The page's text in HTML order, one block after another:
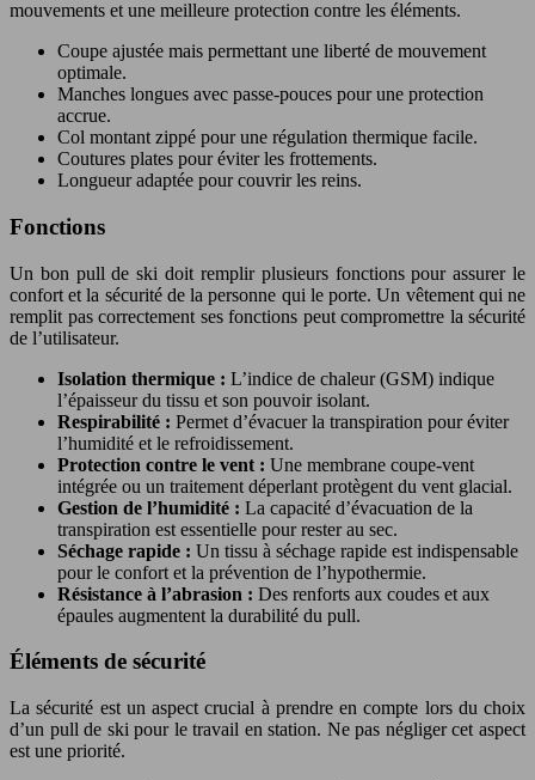
mouvements et une meilleure protection contre les éléments.
Coupe ajustée mais permettant une liberté de mouvement
optimale.
Manches longues avec passe-pouces pour une protection
accrue.
Col montant zippé pour une régulation thermique facile.
Coutures plates pour éviter les frottements.
Longueur adaptée pour couvrir les reins.
Fonctions
Un bon pull de ski doit remplir plusieurs fonctions pour assurer le
confort et la sécurité de la personne qui le porte. Un vêtement qui ne
remplit pas correctement ses fonctions peut compromettre la sécurité
de l’utilisateur.
Isolation thermique : L’indice de chaleur (GSM) indique
l’épaisseur du tissu et son pouvoir isolant.
Respirabilité : Permet d’évacuer la transpiration pour éviter
l’humidité et le refroidissement.
Protection contre le vent : Une membrane coupe-vent
intégrée ou un traitement déperlant protègent du vent glacial.
Gestion de l’humidité : La capacité d’évacuation de la
transpiration est essentielle pour rester au sec.
Séchage rapide : Un tissu à séchage rapide est indispensable
pour le confort et la prévention de l’hypothermie.
Résistance à l’abrasion : Des renforts aux coudes et aux
épaules augmentent la durabilité du pull.
Éléments de sécurité
La sécurité est un aspect crucial à prendre en compte lors du choix
d’un pull de ski pour le travail en station. Ne pas négliger cet aspect
est une priorité.